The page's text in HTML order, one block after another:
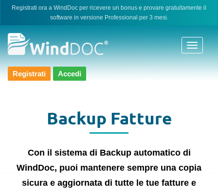
Skip
content
Registrati ora a WindDoc per ricevere un bonus e provare gratuitamente il
software in versione Professional per 3 mesi.
Registrati Accedi
Backup Fatture
Con il sistema di Backup automatico di
WindDoc, puoi mantenere sempre una copia
sicura e aggiornata di tutte le tue fatture e